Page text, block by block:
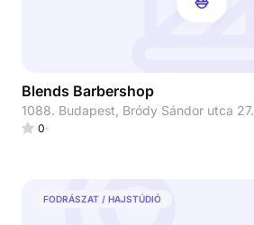
Blends Barbershop
1088. Budapest, Bródy Sándor utca 27.
0
FODRÁSZAT / HAJSTÚDIÓ